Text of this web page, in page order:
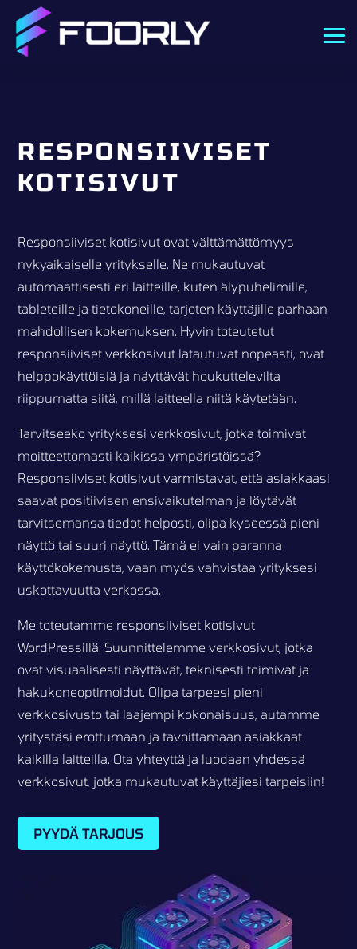
RESPONSIIVISET
KOTISIVUT
Responsiiviset kotisivut ovat välttämättömyys
nykyaikaiselle yritykselle. Ne mukautuvat
automaattisesti eri laitteille, kuten älypuhelimille,
tableteille ja tietokoneille, tarjoten käyttäjille parhaan
mahdollisen kokemuksen. Hyvin toteutetut
responsiiviset verkkosivut latautuvat nopeasti, ovat
helppokäyttöisiä ja näyttävät houkuttelevilta
riippumatta siitä, millä laitteella niitä käytetään.
Tarvitseeko yrityksesi verkkosivut, jotka toimivat
moitteettomasti kaikissa ympäristöissä?
Responsiiviset kotisivut varmistavat, että asiakkaasi
saavat positiivisen ensivaikutelman ja löytävät
tarvitsemansa tiedot helposti, olipa kyseessä pieni
näyttö tai suuri näyttö. Tämä ei vain paranna
käyttökokemusta, vaan myös vahvistaa yrityksesi
uskottavuutta verkossa.
Me toteutamme responsiiviset kotisivut
WordPressillä. Suunnittelemme verkkosivut, jotka
ovat visuaalisesti näyttävät, teknisesti toimivat ja
hakukoneoptimoidut. Olipa tarpeesi pieni
verkkosivusto tai laajempi kokonaisuus, autamme
yritystäsi erottumaan ja tavoittamaan asiakkaat
kaikilla laitteilla. Ota yhteyttä ja luodaan yhdessä
verkkosivut, jotka mukautuvat käyttäjiesi tarpeisiin!
PYYDÄ TARJOUS